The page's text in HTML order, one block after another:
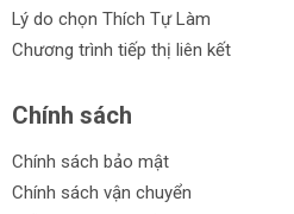
Lý do chọn Thích Tự Làm
Chương trình tiếp thị liên kết
Chính sách
Chính sách bảo mật
Chính sách vận chuyển